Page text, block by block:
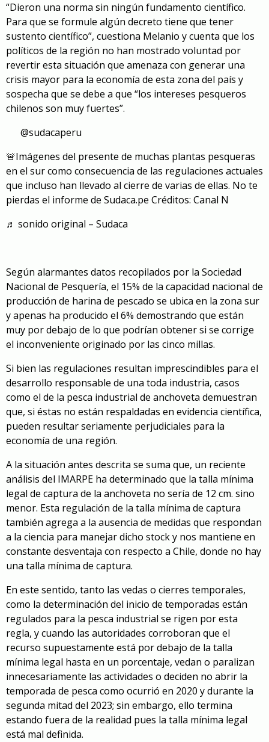
“Dieron una norma sin ningún fundamento científico.
Para que se formule algún decreto tiene que tener
sustento científico”, cuestiona Melanio y cuenta que los
políticos de la región no han mostrado voluntad por
revertir esta situación que amenaza con generar una
crisis mayor para la economía de esta zona del país y
sospecha que se debe a que “los intereses pesqueros
chilenos son muy fuertes”.
@sudacaperu
🚨Imágenes del presente de muchas plantas pesqueras
en el sur como consecuencia de las regulaciones actuales
que incluso han llevado al cierre de varias de ellas. No te
pierdas el informe de Sudaca.pe Créditos: Canal N
♬ sonido original – Sudaca
Según alarmantes datos recopilados por la Sociedad
Nacional de Pesquería, el 15% de la capacidad nacional de
producción de harina de pescado se ubica en la zona sur
y apenas ha producido el 6% demostrando que están
muy por debajo de lo que podrían obtener si se corrige
el inconveniente originado por las cinco millas.
Si bien las regulaciones resultan imprescindibles para el
desarrollo responsable de una toda industria, casos
como el de la pesca industrial de anchoveta demuestran
que, si éstas no están respaldadas en evidencia científica,
pueden resultar seriamente perjudiciales para la
economía de una región.
A la situación antes descrita se suma que, un reciente
análisis del IMARPE ha determinado que la talla mínima
legal de captura de la anchoveta no sería de 12 cm. sino
menor. Esta regulación de la talla mínima de captura
también agrega a la ausencia de medidas que respondan
a la ciencia para manejar dicho stock y nos mantiene en
constante desventaja con respecto a Chile, donde no hay
una talla mínima de captura.
En este sentido, tanto las vedas o cierres temporales,
como la determinación del inicio de temporadas están
regulados para la pesca industrial se rigen por esta
regla, y cuando las autoridades corroboran que el
recurso supuestamente está por debajo de la talla
mínima legal hasta en un porcentaje, vedan o paralizan
innecesariamente las actividades o deciden no abrir la
temporada de pesca como ocurrió en 2020 y durante la
segunda mitad del 2023; sin embargo, ello termina
estando fuera de la realidad pues la talla mínima legal
está mal definida.